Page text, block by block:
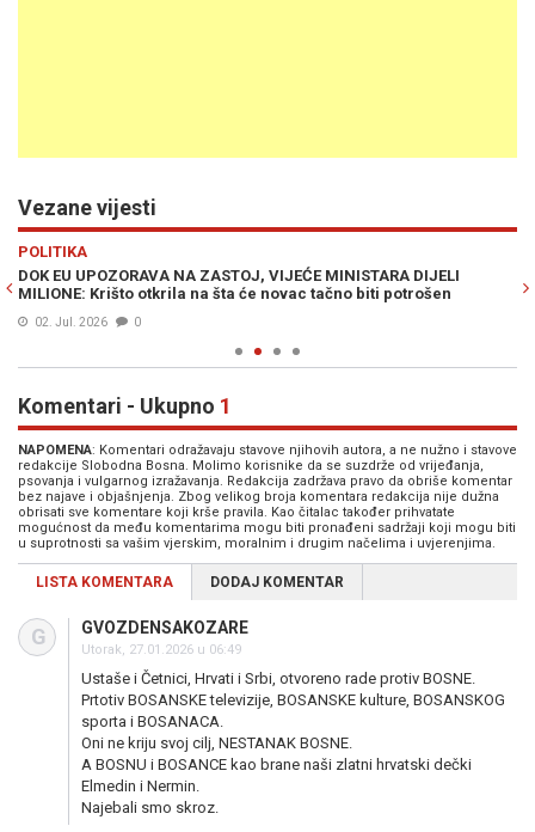
Vezane vijesti
POLITIKA
DOK EU UPOZORAVA NA ZASTOJ, VIJEĆE MINISTARA DIJELI
MILIONE: Krišto otkrila na šta će novac tačno biti potrošen
02. Jul. 2026 0
Komentari - Ukupno 1
NAPOMENA: Komentari odražavaju stavove njihovih autora, a ne nužno i stavove
redakcije Slobodna Bosna. Molimo korisnike da se suzdrže od vrijeđanja,
psovanja i vulgarnog izražavanja. Redakcija zadržava pravo da obriše komentar
bez najave i objašnjenja. Zbog velikog broja komentara redakcija nije dužna
obrisati sve komentare koji krše pravila. Kao čitalac također prihvatate
mogućnost da među komentarima mogu biti pronađeni sadržaji koji mogu biti
u suprotnosti sa vašim vjerskim, moralnim i drugim načelima i uvjerenjima.
LISTA KOMENTARA DODAJ KOMENTAR
G GVOZDENSAKOZARE
Utorak, 27.01.2026 u 06:49
Ustaše i Četnici, Hrvati i Srbi, otvoreno rade protiv BOSNE.
Prtotiv BOSANSKE televizije, BOSANSKE kulture, BOSANSKOG
sporta i BOSANACA.
Oni ne kriju svoj cilj, NESTANAK BOSNE.
A BOSNU i BOSANCE kao brane naši zlatni hrvatski dečki
Elmedin i Nermin.
Najebali smo skroz.